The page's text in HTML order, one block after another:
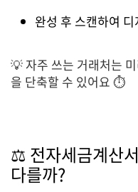
완성 후 스캔하여
💡 자주 쓰는 거래처는
을 단축할 수 있어요 ⏱️
⚖️ 전자세금계산
다를까?